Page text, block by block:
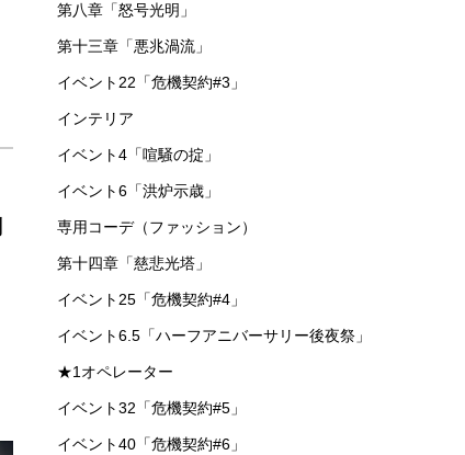
第八章「怒号光明」
第十三章「悪兆渦流」
イベント22「危機契約#3」
インテリア
イベント4「喧騒の掟」
イベント6「洪炉示歳」
専用コーデ（ファッション）
第十四章「慈悲光塔」
イベント25「危機契約#4」
イベント6.5「ハーフアニバーサリー後夜祭」
★1オペレーター
イベント32「危機契約#5」
イベント40「危機契約#6」